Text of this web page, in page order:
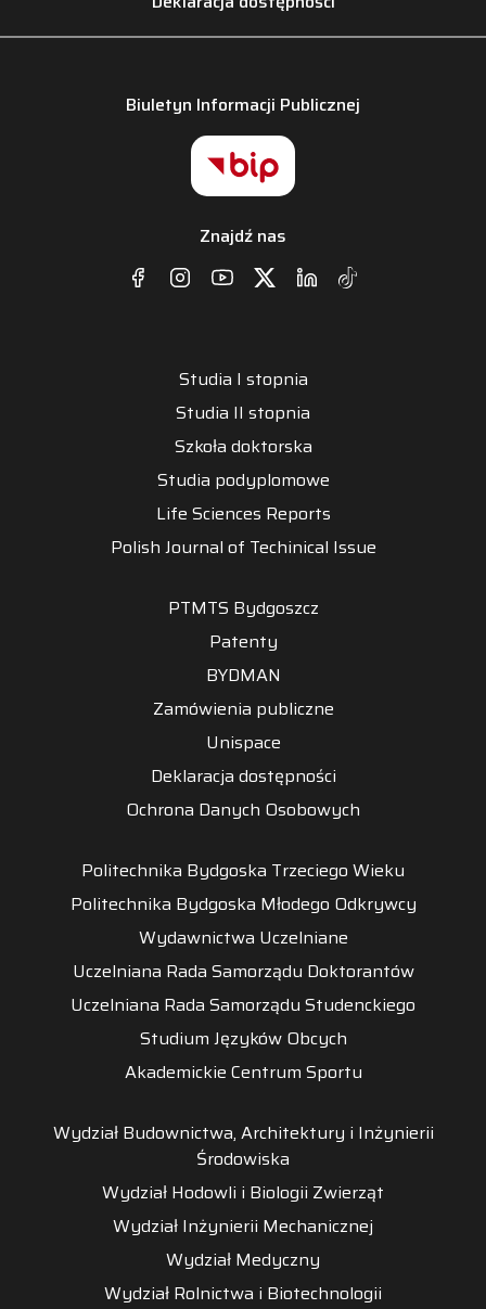
Biuletyn Informacji Publicznej
Znajdź nas
Studia I stopnia
Studia II stopnia
Szkoła doktorska
Studia podyplomowe
Life Sciences Reports
Polish Journal of Techinical Issue
PTMTS Bydgoszcz
Patenty
BYDMAN
Zamówienia publiczne
Unispace
Deklaracja dostępności
Ochrona Danych Osobowych
Politechnika Bydgoska Trzeciego Wieku
Politechnika Bydgoska Młodego Odkrywcy
Wydawnictwa Uczelniane
Uczelniana Rada Samorządu Doktorantów
Uczelniana Rada Samorządu Studenckiego
Studium Języków Obcych
Akademickie Centrum Sportu
Wydział Budownictwa, Architektury i Inżynierii
Środowiska
Wydział Hodowli i Biologii Zwierząt
Wydział Inżynierii Mechanicznej
Wydział Medyczny
Wydział Rolnictwa i Biotechnologii